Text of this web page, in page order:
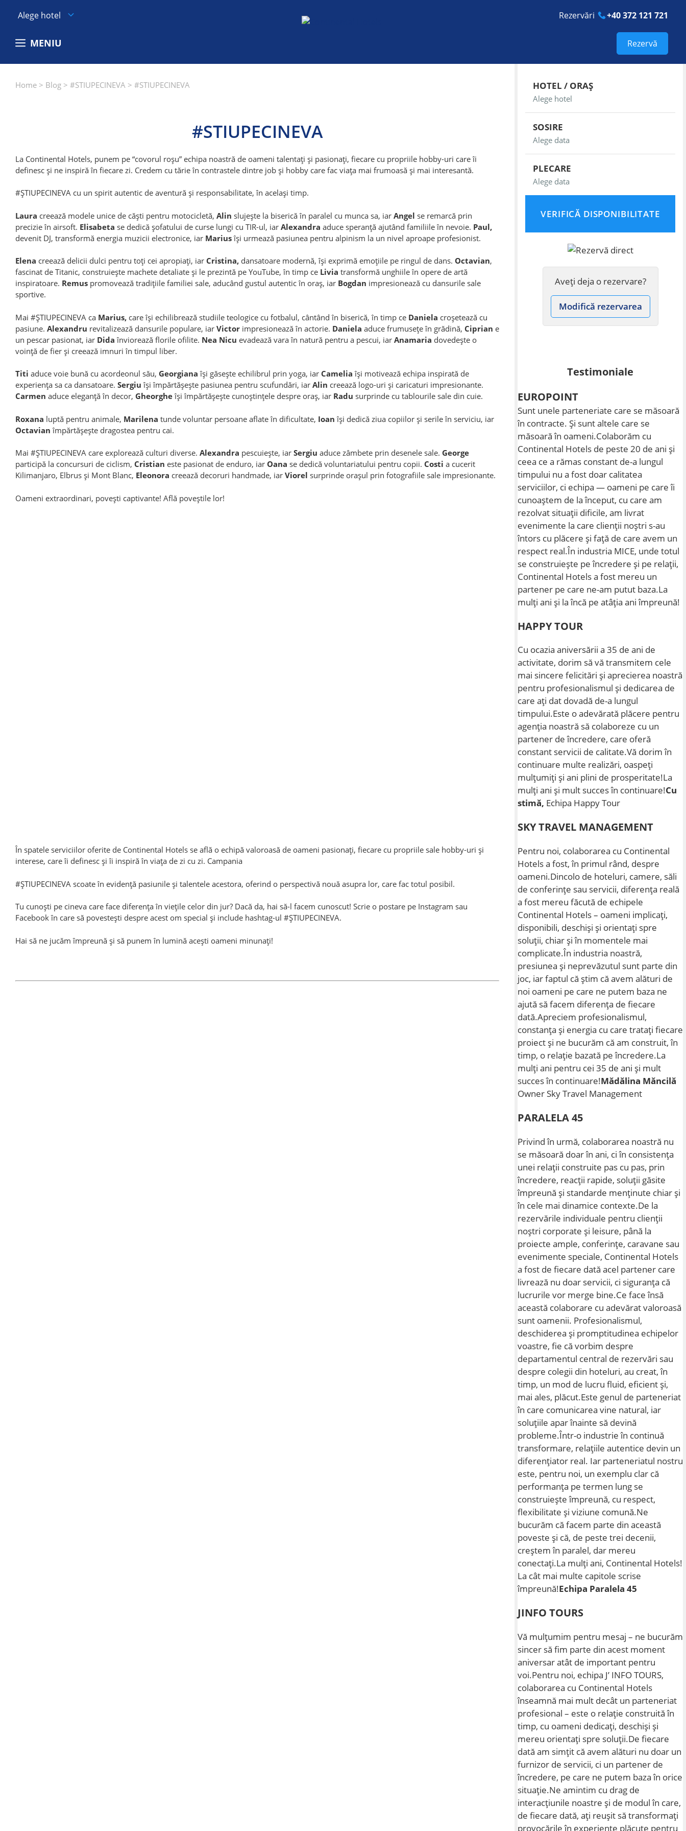
Alege hotel Rezervări +40 372 121 721
MENIU Rezervă
Home > Blog > #STIUPECINEVA > #STIUPECINEVA
#STIUPECINEVA
La Continental Hotels, punem pe “covorul roșu” echipa noastră de oameni talentați și pasionați, fiecare cu propriile hobby-uri care îi
definesc și ne inspiră în fiecare zi. Credem cu tărie în contrastele dintre job și hobby care fac viața mai frumoasă și mai interesantă.
#ȘTIUPECINEVA cu un spirit autentic de aventură și responsabilitate, în același timp.
Laura creează modele unice de căști pentru motocicletă, Alin slujește la biserică în paralel cu munca sa, iar Angel se remarcă prin
precizie în airsoft. Elisabeta se dedică șofatului de curse lungi cu TIR-ul, iar Alexandra aduce speranță ajutând familiile în nevoie. Paul,
devenit DJ, transformă energia muzicii electronice, iar Mariusîși urmează pasiunea pentru alpinism la un nivel aproape profesionist.
Elena creează delicii dulci pentru toți cei apropiați, iar Cristina, dansatoare modernă, își exprimă emoțiile pe ringul de dans. Octavian,
fascinat de Titanic, construiește machete detaliate și le prezintă pe YouTube, în timp ce Livia transformă unghiile în opere de artă
inspiratoare. Remus promovează tradițiile familiei sale, aducând gustul autentic în oraș, iar Bogdan impresionează cu dansurile sale
sportive.
Mai #ȘTIUPECINEVA ca Marius, care își echilibrează studiile teologice cu fotbalul, cântând în biserică, în timp ce Daniela croșetează cu
pasiune. Alexandru revitalizează dansurile populare, iar Victor impresionează în actorie. Daniela aduce frumusețe în grădină, Ciprian e
un pescar pasionat, iar Dida înviorează florile ofilite. Nea Nicu evadează vara în natură pentru a pescui, iar Anamaria dovedește o
voință de fier și creează imnuri în timpul liber.
Titi aduce voie bună cu acordeonul său, Georgiana își găsește echilibrul prin yoga, iar Camelia își motivează echipa inspirată de
experiența sa ca dansatoare. Sergiu își împărtășește pasiunea pentru scufundări, iar Alin creează logo-uri și caricaturi impresionante.
Carmen aduce eleganță în decor, Gheorgheîși împărtășește cunoștințele despre oraș, iar Radu surprinde cu tablourile sale din cuie.
Roxana luptă pentru animale, Marilena tunde voluntar persoane aflate în dificultate, Ioan își dedică ziua copiilor și serile în serviciu, iar
Octavian împărtășește dragostea pentru cai.
Mai #ȘTIUPECINEVA care explorează culturi diverse. Alexandra pescuiește, iar Sergiu aduce zâmbete prin desenele sale. George
participă la concursuri de ciclism, Cristian este pasionat de enduro, iar Oana se dedică voluntariatului pentru copii. Costi a cucerit
Kilimanjaro, Elbrus și Mont Blanc, Eleonora creează decoruri handmade, iar Viorel surprinde orașul prin fotografiile sale impresionante.
Oameni extraordinari, povești captivante! Află poveștile lor!
În spatele serviciilor oferite de Continental Hotels se află o echipă valoroasă de oameni pasionați, fiecare cu propriile sale hobby-uri și
interese, care îi definesc și îi inspiră în viața de zi cu zi. Campania
#ȘTIUPECINEVA scoate în evidență pasiunile și talentele acestora, oferind o perspectivă nouă asupra lor, care fac totul posibil.
Tu cunoști pe cineva care face diferența în viețile celor din jur? Dacă da, hai să-l facem cunoscut! Scrie o postare pe Instagram sau
Facebook în care să povestești despre acest om special și include hashtag-ul #ȘTIUPECINEVA.
Hai să ne jucăm împreună și să punem în lumină acești oameni minunați!
HOTEL / ORAȘ
SOSIRE
PLECARE
Aveți deja o rezervare?
Modifică rezervarea
Testimoniale
EUROPOINT
Sunt unele parteneriate care se măsoară
în contracte. Și sunt altele care se
măsoară în oameni.Colaborăm cu
Continental Hotels de peste 20 de ani și
ceea ce a rămas constant de-a lungul
timpului nu a fost doar calitatea
serviciilor, ci echipa — oameni pe care îi
cunoaștem de la început, cu care am
rezolvat situații dificile, am livrat
evenimente la care clienții noștri s-au
întors cu plăcere și față de care avem un
respect real.În industria MICE, unde totul
se construiește pe încredere și pe relații,
Continental Hotels a fost mereu un
partener pe care ne-am putut baza.La
mulți ani și la încă pe atâția ani împreună!
HAPPY TOUR
Cu ocazia aniversării a 35 de ani de
activitate, dorim să vă transmitem cele
mai sincere felicitări și aprecierea noastră
pentru profesionalismul și dedicarea de
care ați dat dovadă de-a lungul
timpului.Este o adevărată plăcere pentru
agenția noastră să colaboreze cu un
partener de încredere, care oferă
constant servicii de calitate.Vă dorim în
continuare multe realizări, oaspeți
mulțumiți și ani plini de prosperitate!La
mulți ani și mult succes în continuare!Cu
stimă, Echipa Happy Tour
SKY TRAVEL MANAGEMENT
Pentru noi, colaborarea cu Continental
Hotels a fost, în primul rând, despre
oameni.Dincolo de hoteluri, camere, săli
de conferințe sau servicii, diferența reală
a fost mereu făcută de echipele
Continental Hotels – oameni implicați,
disponibili, deschiși și orientați spre
soluții, chiar și în momentele mai
complicate.În industria noastră,
presiunea și neprevăzutul sunt parte din
joc, iar faptul că știm că avem alături de
noi oameni pe care ne putem baza ne
ajută să facem diferența de fiecare
dată.Apreciem profesionalismul,
constanța și energia cu care tratați fiecare
proiect și ne bucurăm că am construit, în
timp, o relație bazată pe încredere.La
mulți ani pentru cei 35 de ani și mult
succes în continuare!Mădălina Măncilă
Owner Sky Travel Management
PARALELA 45
Privind în urmă, colaborarea noastră nu
se măsoară doar în ani, ci în consistența
unei relații construite pas cu pas, prin
încredere, reacții rapide, soluții găsite
împreună și standarde menținute chiar și
în cele mai dinamice contexte.De la
rezervările individuale pentru clienții
noștri corporate și leisure, până la
proiecte ample, conferințe, caravane sau
evenimente speciale, Continental Hotels
a fost de fiecare dată acel partener care
livrează nu doar servicii, ci siguranța că
lucrurile vor merge bine.Ce face însă
această colaborare cu adevărat valoroasă
sunt oamenii. Profesionalismul,
deschiderea și promptitudinea echipelor
voastre, fie că vorbim despre
departamentul central de rezervări sau
despre colegii din hoteluri, au creat, în
timp, un mod de lucru fluid, eficient și,
mai ales, plăcut.Este genul de parteneriat
în care comunicarea vine natural, iar
soluțiile apar înainte să devină
probleme.Într-o industrie în continuă
transformare, relațiile autentice devin un
diferențiator real. Iar parteneriatul nostru
este, pentru noi, un exemplu clar că
performanța pe termen lung se
construiește împreună, cu respect,
flexibilitate și viziune comună.Ne
bucurăm că facem parte din această
poveste și că, de peste trei decenii,
creștem în paralel, dar mereu
conectați.La mulți ani, Continental Hotels!
La cât mai multe capitole scrise
împreună!Echipa Paralela 45
JINFO TOURS
Vă mulțumim pentru mesaj – ne bucurăm
sincer să fim parte din acest moment
aniversar atât de important pentru
voi.Pentru noi, echipa J’ INFO TOURS,
colaborarea cu Continental Hotels
înseamnă mai mult decât un parteneriat
profesional – este o relație construită în
timp, cu oameni dedicați, deschiși și
mereu orientați spre soluții.De fiecare
dată am simțit că avem alături nu doar un
furnizor de servicii, ci un partener de
încredere, pe care ne putem baza în orice
situație.Ne amintim cu drag de
interacțiunile noastre și de modul în care,
de fiecare dată, ați reușit să transformați
provocările în experiențe plăcute pentru